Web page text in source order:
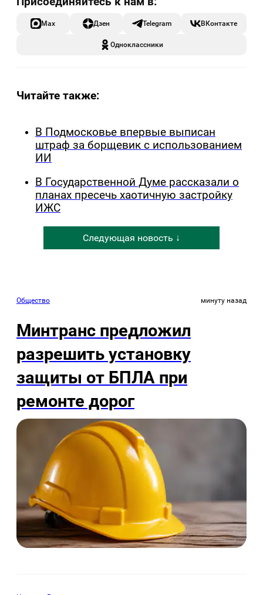
Max Дзен Telegram ВКонтакте
Одноклассники
Читайте также:
В Подмосковье впервые выписан
штраф за борщевик с использованием
ИИ
В Государственной Думе рассказали о
планах пресечь хаотичную застройку
ИЖС
Следующая новость ↓
Общество минуту назад
Минтранс предложил
разрешить установку
защиты от БПЛА при
ремонте дорог